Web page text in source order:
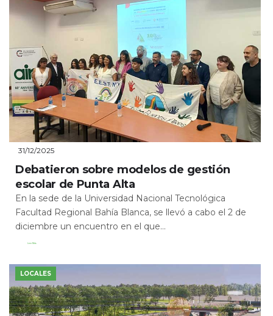
31/12/2025
Debatieron sobre modelos de gestión
escolar de Punta Alta
En la sede de la Universidad Nacional Tecnológica
Facultad Regional Bahía Blanca, se llevó a cabo el 2 de
diciembre un encuentro en el que...
Leer Más
LOCALES